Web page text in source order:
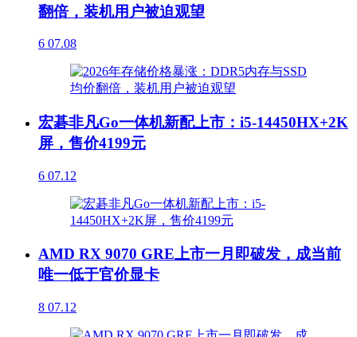
翻倍，装机用户被迫观望
6 07.08
宏碁非凡Go一体机新配上市：i5-14450HX+2K
屏，售价4199元
6 07.12
AMD RX 9070 GRE上市一月即破发，成当前
唯一低于官价显卡
8 07.12